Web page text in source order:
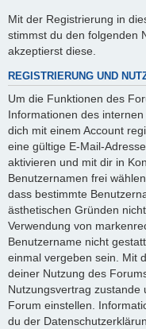
Mit der Registrierung in
stimmst du den folgenden
akzeptierst diese.
REGISTRIERUNG UND
Um die Funktionen des
Informationen des
dich mit einem Account
eine gültige E-Mail-
aktivieren und mit dir in
Benutzernamen frei
dass bestimmte
ästhetischen Gründen
Verwendung von
Benutzername nicht
einmal vergeben sein. Mit
deiner Nutzung des
Nutzungsvertrag zustande
Forum einstellen.
du der